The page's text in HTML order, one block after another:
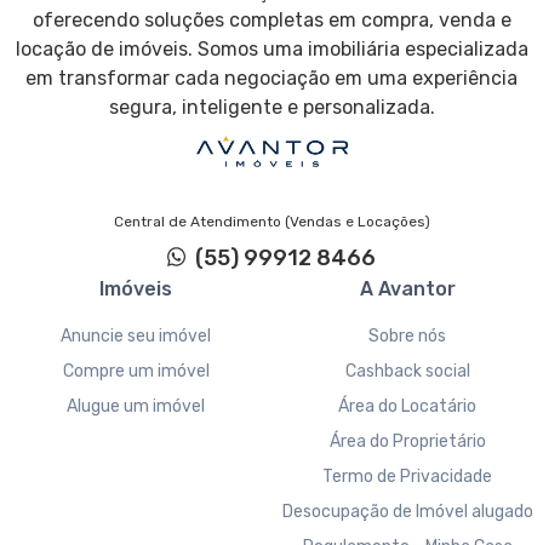
oferecendo soluções completas em compra, venda e
locação de imóveis. Somos uma imobiliária especializada
em transformar cada negociação em uma experiência
segura, inteligente e personalizada.
Central de Atendimento (Vendas e Locações)
(55) 99912 8466
Imóveis
Anuncie seu imóvel
Compre um imóvel
Alugue um imóvel
A Avantor
Sobre nós
Cashback social
Área do Locatário
Área do Proprietário
Termo de Privacidade
Desocupação de Imóvel alugado